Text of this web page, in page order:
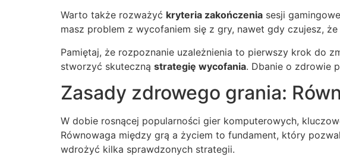
Warto także rozważyć kryteria zakończenia sesji
masz problem z wycofaniem się z gry, nawet gdy czujesz,
Pamiętaj, że rozpoznanie uzależnienia to pierwszy krok do
stworzyć skuteczną strategię wycofania. Dbanie o zdrowie
Zasady zdrowego grania:
W dobie rosnącej popularności gier komputerowych,
Równowaga między grą a życiem to fundament, który
wdrożyć kilka sprawdzonych strategii.